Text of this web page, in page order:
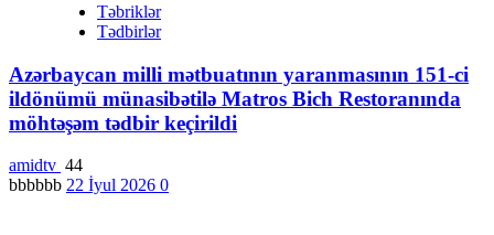
Təbriklər
Tədbirlər
Azərbaycan milli mətbuatının yaranmasının 151-ci
ildönümü münasibətilə Matros Bich Restoranında
möhtəşəm tədbir keçirildi
amidtv 44
bbbbbb 22 İyul 2026 0